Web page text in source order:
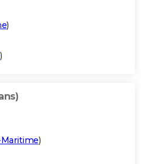
)
)
)